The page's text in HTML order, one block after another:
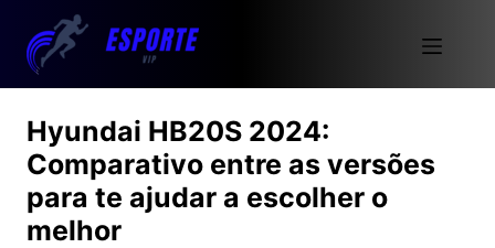
Hyundai HB20S 2024:
Comparativo entre as versões
para te ajudar a escolher o
melhor